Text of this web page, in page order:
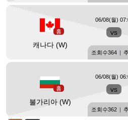
홈
캐나다 (W)
vs
06/08(월)
조회수364 |
홈
불가리아 (W)
vs
06/08(월)
조회수362 |